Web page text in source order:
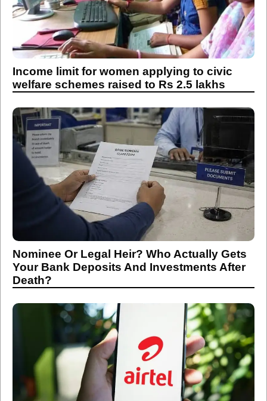
Income limit for women applying to civic
welfare schemes raised to Rs 2.5 lakhs
Nominee Or Legal Heir? Who Actually Gets
Your Bank Deposits And Investments After
Death?